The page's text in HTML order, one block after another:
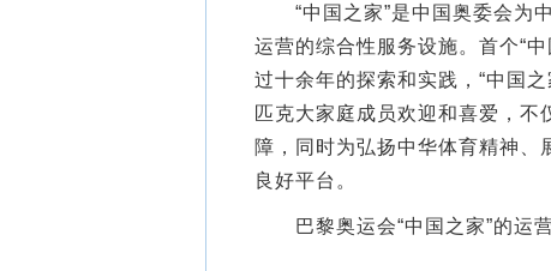
“中国之家”是中国奥委会为中
运营的综合性服务设施。首个“
过十余年的探索和实践，“中国
匹克大家庭成员欢迎和喜爱，不
障，同时为弘扬中华体育精神、
良好平台。
巴黎奥运会“中国之家”的运